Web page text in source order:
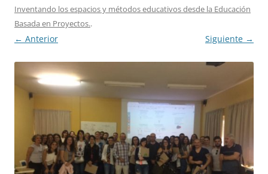
Inventando los espacios y métodos educativos desde la Educación
Basada en Proyectos..
← Anterior Siguiente →